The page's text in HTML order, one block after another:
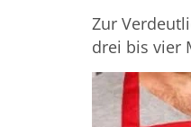
Zur
drei bis vier